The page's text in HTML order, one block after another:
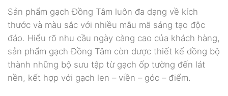
Sản phẩm gạch Đồng Tâm luôn đa dạng về kích
thước và màu sắc với nhiều mẫu mã sáng tạo độc
đáo. Hiểu rõ nhu cầu ngày càng cao của khách hàng,
sản phẩm gạch Đồng Tâm còn được thiết kế đồng bộ
thành những bộ sưu tập từ gạch ốp tường đến lát
nền, kết hợp với gạch len – viền – góc – điểm.